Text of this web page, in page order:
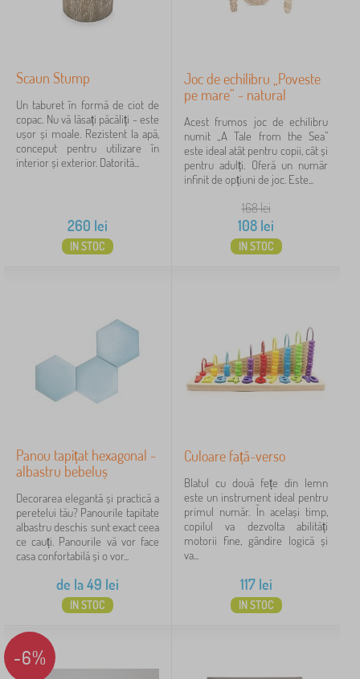
Scaun Stump
Un taburet în formă de ciot de
copac. Nu vă lăsați păcăliți - este
ușor și moale. Rezistent la apă,
conceput pentru utilizare în
interior și exterior. Datorită...
260 lei
IN STOC
Joc de echilibru „Poveste
pe mare” - natural
Acest frumos joc de echilibru
numit „A Tale from the Sea”
este ideal atât pentru copii, cât și
pentru adulți. Oferă un număr
infinit de opțiuni de joc. Este...
168lei
108 lei
IN STOC
Panou tapițat hexagonal -
albastru bebeluș
Decorarea elegantă și practică a
peretelui tău? Panourile tapitate
albastru deschis sunt exact ceea
ce cauți. Panourile vă vor face
casa confortabilă și o vor...
de la49 lei
IN STOC
Culoare față-verso
Blatul cu două fețe din lemn
este un instrument ideal pentru
primul număr. În același timp,
copilul va dezvolta abilități
motorii fine, gândire logică și
va...
117lei
IN STOC
-6%